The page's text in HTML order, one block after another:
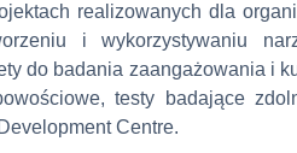
realizowanych dla
i wykorzystywaniu
do badania zaangażowania i
testy badające
Centre.